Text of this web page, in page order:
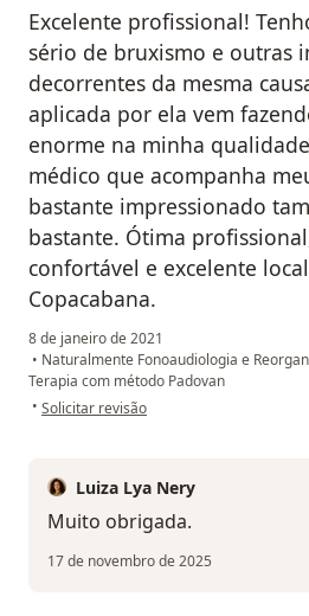
Excelente profissional!
sério de bruxismo e outras
decorrentes da mesma
aplicada por ela vem
enorme na minha
médico que acompanha
bastante impressionado
bastante. Ótima
confortável e excelente
Copacabana.
8 de janeiro de 2021
• Naturalmente Fonoaudiologia e
Terapia com método Padovan
• na opinião do utilizador Natalia Ferrite
Solicitar revisão
Luiza Lya Nery
Muito obrigada.
17 de novembro de 2025